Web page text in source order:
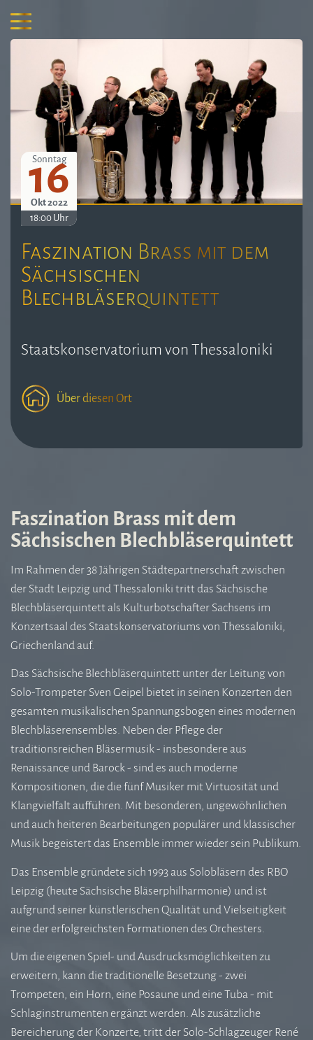
Sonntag
16
Okt 2022
18:00 Uhr
Faszination Brass mit dem
Sächsischen
Blechbläserquintett
Staatskonservatorium von Thessaloniki
Über diesen Ort
Faszination Brass mit dem
Sächsischen Blechbläserquintett
Im Rahmen der 38 Jährigen Städtepartnerschaft zwischen
der Stadt Leipzig und Thessaloniki tritt das Sächsische
Blechbläserquintett als Kulturbotschafter Sachsens im
Konzertsaal des Staatskonservatoriums von Thessaloniki,
Griechenland auf.
Das Sächsische Blechbläserquintett unter der Leitung von
Solo-Trompeter Sven Geipel bietet in seinen Konzerten den
gesamten musikalischen Spannungsbogen eines modernen
Blechbläserensembles. Neben der Pflege der
traditionsreichen Bläsermusik - insbesondere aus
Renaissance und Barock - sind es auch moderne
Kompositionen, die die fünf Musiker mit Virtuosität und
Klangvielfalt aufführen. Mit besonderen, ungewöhnlichen
und auch heiteren Bearbeitungen populärer und klassischer
Musik begeistert das Ensemble immer wieder sein Publikum.
Das Ensemble gründete sich 1993 aus Solobläsern des RBO
Leipzig (heute Sächsische Bläserphilharmonie) und ist
aufgrund seiner künstlerischen Qualität und Vielseitigkeit
eine der erfolgreichsten Formationen des Orchesters.
Um die eigenen Spiel- und Ausdrucksmöglichkeiten zu
erweitern, kann die traditionelle Besetzung - zwei
Trompeten, ein Horn, eine Posaune und eine Tuba - mit
Schlaginstrumenten ergänzt werden. Als zusätzliche
Bereicherung der Konzerte, tritt der Solo-Schlagzeuger René